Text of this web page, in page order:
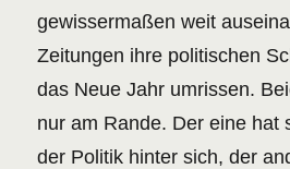
gewissermaßen weit
Zeitungen ihre politischen
das Neue Jahr umrissen.
nur am Rande. Der eine hat
der Politik hinter sich, der